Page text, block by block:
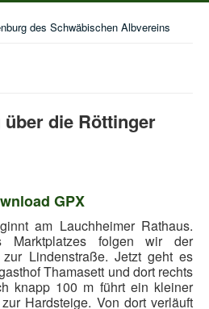
die Röttinger
am Lauchheimer Rathaus.
folgen wir der
Lindenstraße. Jetzt geht es
Thamasett und dort rechts
knapp 100 m führt ein kleiner
Hardsteige. Von dort verläuft